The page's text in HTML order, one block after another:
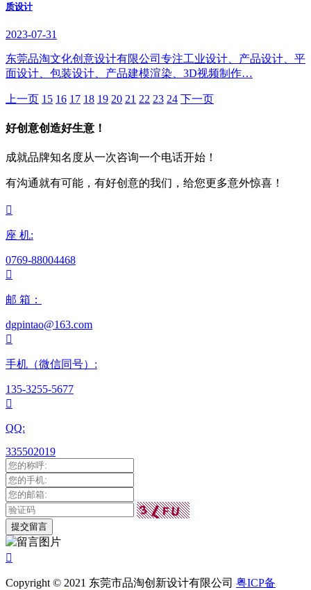
质设计
2023-07-31
东莞品淘文化创意设计有限公司专注工业设计、产品设计、平
面设计、包装设计、产品建模渲染、3D视频制作…
上一页 15 16 17 18 19 20 21 22 23 24 下一页
好创意创造好生意！
成就品牌知名度从一次咨询一个电话开始！
有沟通就有可能，有好创意的我们，给您更多意外惊喜！

座 机:
0769-88004468

邮 箱：
dgpintao@163.com

手机（微信同号）:
135-3255-5677

QQ:
335502019

Copyright © 2021 东莞市品淘创新设计有限公司 粤ICP备